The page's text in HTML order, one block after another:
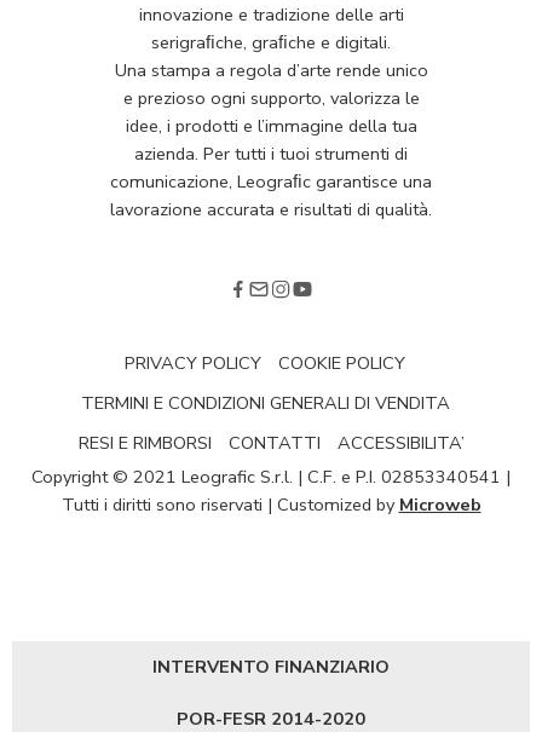
innovazione e tradizione delle arti
serigraﬁche, graﬁche e digitali.
Una stampa a regola d’arte rende unico
e prezioso ogni supporto, valorizza le
idee, i prodotti e l’immagine della tua
azienda. Per tutti i tuoi strumenti di
comunicazione, Leograﬁc garantisce una
lavorazione accurata e risultati di qualità.
PRIVACY POLICY
COOKIE POLICY
TERMINI E CONDIZIONI GENERALI DI VENDITA
RESI E RIMBORSI
CONTATTI
ACCESSIBILITA’
Copyright © 2021 Leografic S.r.l. | C.F. e P.I. 02853340541 |
Tutti i diritti sono riservati | Customized by Microweb
INTERVENTO FINANZIARIO
POR-FESR 2014-2020